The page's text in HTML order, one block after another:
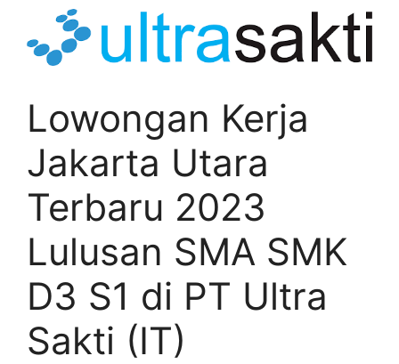
Lowongan Kerja
Jakarta Utara
Terbaru 2023
Lulusan SMA SMK
D3 S1 di PT Ultra
Sakti (IT)